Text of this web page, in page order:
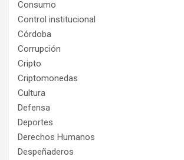
Consumo
Control institucional
Córdoba
Corrupción
Cripto
Criptomonedas
Cultura
Defensa
Deportes
Derechos Humanos
Despeñaderos